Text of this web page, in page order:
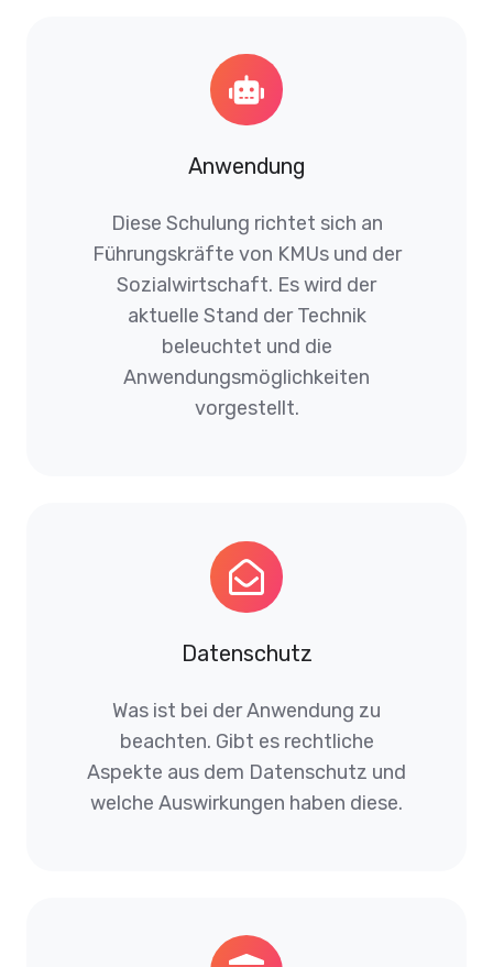
Anwendung
Diese Schulung richtet sich an
Führungskräfte von KMUs und der
Sozialwirtschaft. Es wird der
aktuelle Stand der Technik
beleuchtet und die
Anwendungsmöglichkeiten
vorgestellt.
Datenschutz
Was ist bei der Anwendung zu
beachten. Gibt es rechtliche
Aspekte aus dem Datenschutz und
welche Auswirkungen haben diese.